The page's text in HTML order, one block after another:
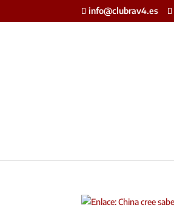
info@clubrav4.es